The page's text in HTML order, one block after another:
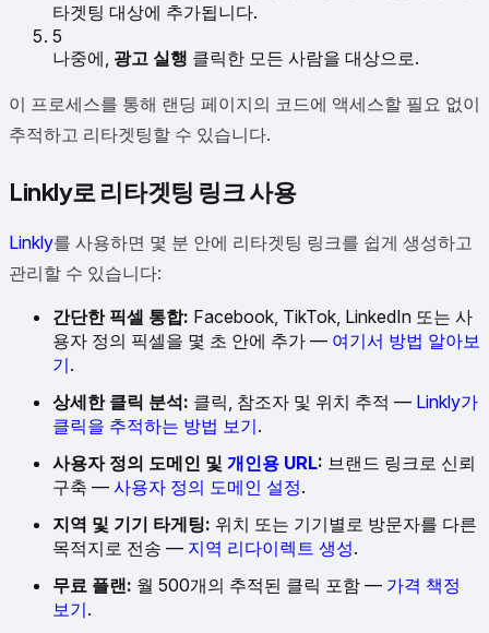
타겟팅 대상에 추가됩니다.
5
나중에, 광고 실행 클릭한 모든 사람을 대상으로.
이 프로세스를 통해 랜딩 페이지의 코드에 액세스할 필요 없이
추적하고 리타겟팅할 수 있습니다.
Linkly로 리타겟팅 링크 사용
Linkly를 사용하면 몇 분 안에 리타겟팅 링크를 쉽게 생성하고
관리할 수 있습니다:
간단한 픽셀 통합: Facebook, TikTok, LinkedIn 또는 사
용자 정의 픽셀을 몇 초 안에 추가 — 여기서 방법 알아보
기.
상세한 클릭 분석: 클릭, 참조자 및 위치 추적 — Linkly가
클릭을 추적하는 방법 보기.
사용자 정의 도메인 및 개인용 URL: 브랜드 링크로 신뢰
구축 — 사용자 정의 도메인 설정.
지역 및 기기 타게팅: 위치 또는 기기별로 방문자를 다른
목적지로 전송 — 지역 리다이렉트 생성.
무료 플랜: 월 500개의 추적된 클릭 포함 — 가격 책정
보기.